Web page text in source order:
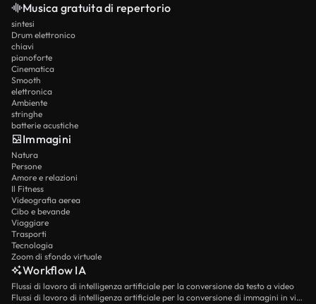
Musica gratuita di repertorio
sintesi
Drum elettronico
chiavi
pianoforte
Cinematica
Smooth
elettronica
Ambiente
stringhe
batterie acustiche
Immagini
Natura
Persone
Amore e relazioni
Il Fitness
Videografia aerea
Cibo e bevande
Viaggiare
Trasporti
Tecnologia
Zoom di sfondo virtuale
Workflow IA
Flussi di lavoro di intelligenza artificiale per la conversione da testo a video
Flussi di lavoro di intelligenza artificiale per la conversione di immagini in video